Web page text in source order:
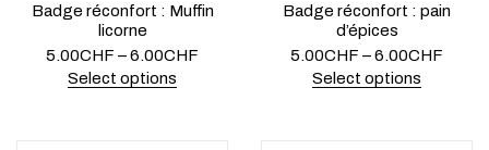
Badge réconfort : Muffin
licorne
5.00CHF –6.00CHF
Select options
Badge réconfort : pain
d’épices
5.00CHF –6.00CHF
Select options